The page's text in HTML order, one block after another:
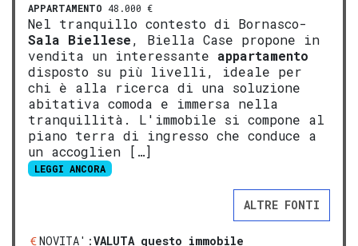
APPARTAMENTO 48.000 €
Nel tranquillo contesto di Bornasco-
Sala Biellese, Biella Case propone in
vendita un interessante appartamento
disposto su più livelli, ideale per
chi è alla ricerca di una soluzione
abitativa comoda e immersa nella
tranquillità. L'immobile si compone al
piano terra di ingresso che conduce a
un accoglien […]
LEGGI ANCORA
ALTRE FONTI
NOVITA':VALUTA questo immobile